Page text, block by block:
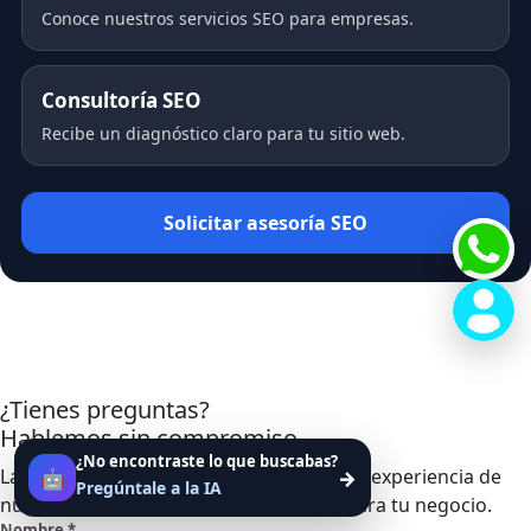
🤖
¿No encontraste lo que buscabas?
Pregúntale a la IA →
Conoce nuestros servicios SEO para empresas.
Consultoría SEO
Recibe un diagnóstico claro para tu sitio web.
Solicitar asesoría SEO
¿Tienes preguntas?
Hablemos sin compromiso.
La tecnología de inteligencia artificial y la experiencia de
nuestros especialistas trabajan juntas para tu negocio.